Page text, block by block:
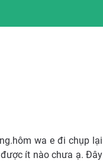
wa e đi chụp lại
ít nào chưa ạ. Đây